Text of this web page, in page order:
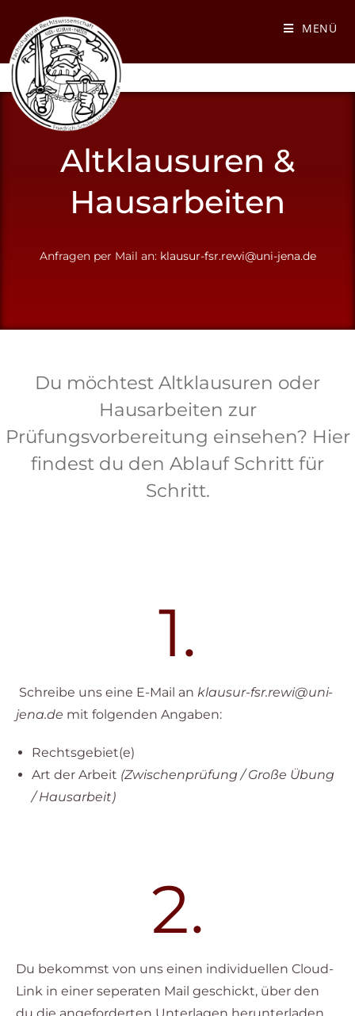
MENÜ
Altklausuren &
Hausarbeiten
Anfragen per Mail an: klausur-fsr.rewi@uni-jena.de
Du möchtest Altklausuren oder
Hausarbeiten zur
Prüfungsvorbereitung einsehen? Hier
findest du den Ablauf Schritt für
Schritt.
1.
Schreibe uns eine E-Mail an klausur-fsr.rewi@uni-
jena.de mit folgenden Angaben:
Rechtsgebiet(e)
Art der Arbeit (Zwischenprüfung / Große Übung
/ Hausarbeit)
2.
Du bekommst von uns einen individuellen Cloud-
Link in einer seperaten Mail geschickt, über den